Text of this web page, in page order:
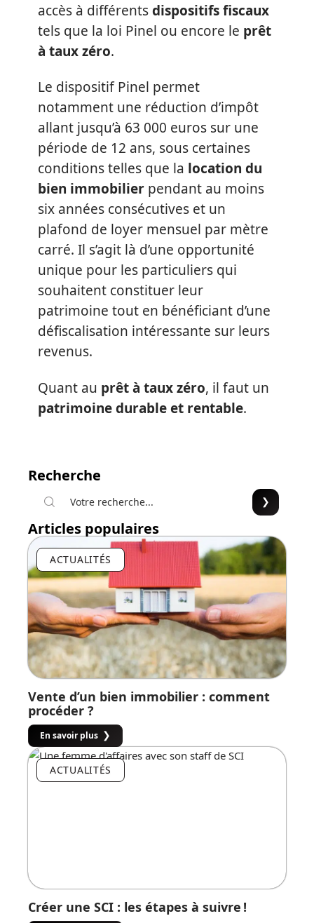
accès à différentsdispositifs fiscaux
tels que la loi Pinel ou encore le prêt
à taux zéro.
Le dispositif Pinel permet
notamment une réduction d’impôt
allant jusqu’à 63 000 euros sur une
période de 12 ans, sous certaines
conditions telles que la location du
bien immobilier pendant au moins
six années consécutives et un
plafond de loyer mensuel par mètre
carré. Il s’agit là d’une opportunité
unique pour les particuliers qui
souhaitent constituer leur
patrimoine tout en bénéficiant d’une
défiscalisation intéressante sur leurs
revenus.
Quant au prêt à taux zéro, il faut un
patrimoine durable et rentable.
Recherche
Articles populaires
ACTUALITÉS
Vente d’un bien immobilier : comment
procéder ?
En savoir plus
ACTUALITÉS
Créer une SCI : les étapes à suivre !